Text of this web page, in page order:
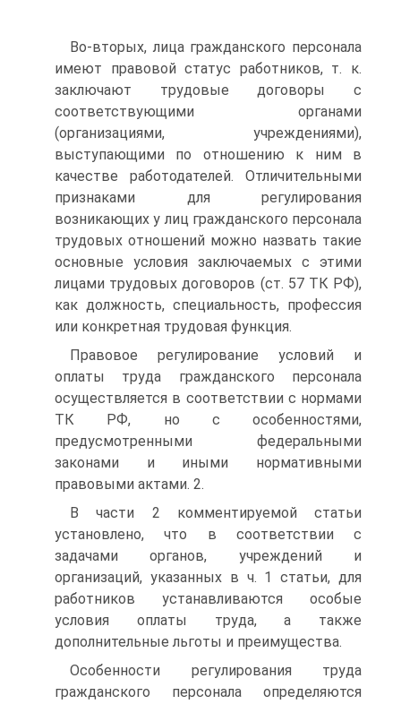
Во-вторых, лица гражданского персонала
имеют правовой статус работников, т. к.
заключают трудовые договоры с
соответствующими органами
(организациями, учреждениями),
выступающими по отношению к ним в
качестве работодателей. Отличительными
признаками для регулирования
возникающих у лиц гражданского персонала
трудовых отношений можно назвать такие
основные условия заключаемых с этими
лицами трудовых договоров (ст. 57 ТК РФ),
как должность, специальность, профессия
или конкретная трудовая функция.
Правовое регулирование условий и
оплаты труда гражданского персонала
осуществляется в соответствии с нормами
ТК РФ, но с особенностями,
предусмотренными федеральными
законами и иными нормативными
правовыми актами. 2.
В части 2 комментируемой статьи
установлено, что в соответствии с
задачами органов, учреждений и
организаций, указанных в ч. 1 статьи, для
работников устанавливаются особые
условия оплаты труда, а также
дополнительные льготы и преимущества.
Особенности регулирования труда
гражданского персонала определяются